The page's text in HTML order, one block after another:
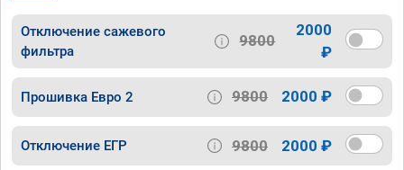
Отключение сажевого
фильтра
9800
2000
₽
Прошивка Евро 2 9800 2000 ₽
Отключение ЕГР 9800 2000 ₽